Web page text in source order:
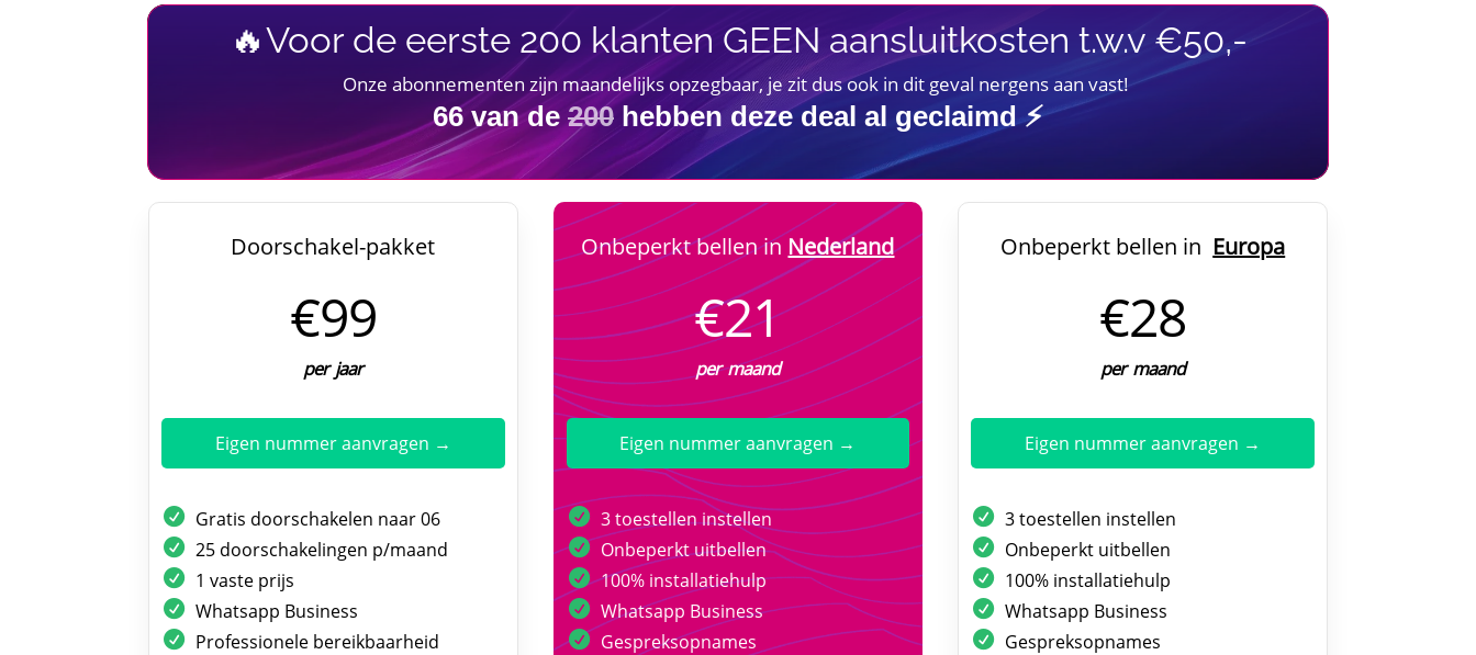
🔥Voor de eerste 200 klanten GEEN aansluitkosten t.w.v €50,-
Onze abonnementen zijn maandelijks opzegbaar, je zit dus ook in dit geval nergens aan vast!
66van de200 hebben deze deal al geclaimd ⚡
Doorschakel-pakket
€99
per jaar
Eigen nummer aanvragen →
Gratis doorschakelen naar 06
25 doorschakelingen p/maand
1 vaste prijs
Whatsapp Business
Professionele bereikbaarheid
Onbeperkt bellen in Nederland
€21
per maand
Eigen nummer aanvragen →
3 toestellen instellen
Onbeperkt uitbellen
100% installatiehulp
Whatsapp Business
Gespreksopnames
Onbeperkt bellen in Europa
€28
per maand
Eigen nummer aanvragen →
3 toestellen instellen
Onbeperkt uitbellen
100% installatiehulp
Whatsapp Business
Gespreksopnames